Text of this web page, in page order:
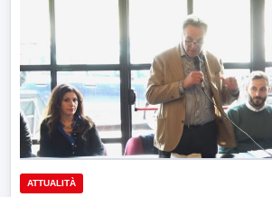
ATTUALITÀ